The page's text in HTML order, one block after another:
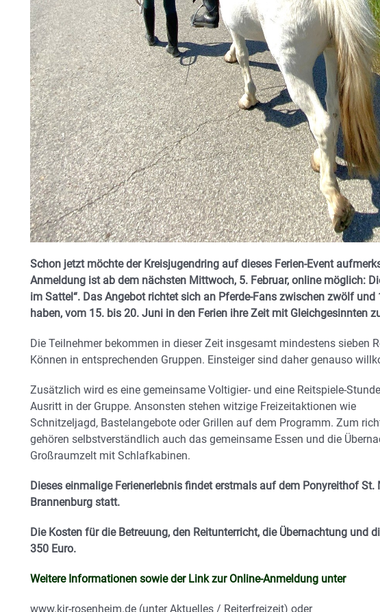
Schon jetzt möchte der Kreisjugendring auf dieses Ferien-Event
Anmeldung ist ab dem nächsten Mittwoch, 5. Februar, online möglich:
im Sattel“. Das Angebot richtet sich an Pferde-Fans zwischen zwölf und
haben, vom 15. bis 20. Juni in den Ferien ihre Zeit mit Gleichgesinnten
Die Teilnehmer bekommen in dieser Zeit insgesamt mindestens sieben
Können in entsprechenden Gruppen. Einsteiger sind daher genauso
Zusätzlich wird es eine gemeinsame Voltigier- und eine Reitspiele-
Ausritt in der Gruppe. Ansonsten stehen witzige Freizeitaktionen wie
Schnitzeljagd, Bastelangebote oder Grillen auf dem Programm. Zum
gehören selbstverständlich auch das gemeinsame Essen und die
Großraumzelt mit Schlafkabinen.
Dieses einmalige Ferienerlebnis findet erstmals auf dem Ponyreithof St.
Brannenburg statt.
Die Kosten für die Betreuung, den Reitunterricht, die Übernachtung und
350 Euro.
Weitere Informationen sowie der Link zur Online-Anmeldung unter
www.kjr-rosenheim.de (unter Aktuelles / Reiterfreizeit) oder